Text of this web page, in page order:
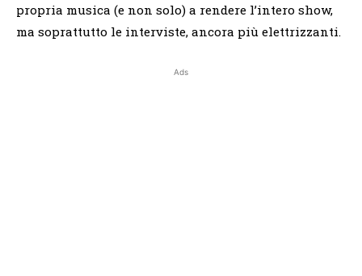
propria musica (e non solo) a rendere l’intero show,
ma soprattutto le interviste, ancora più elettrizzanti.
Ads